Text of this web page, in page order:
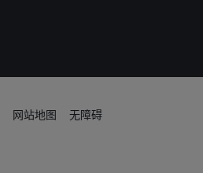
网站地图 无障碍